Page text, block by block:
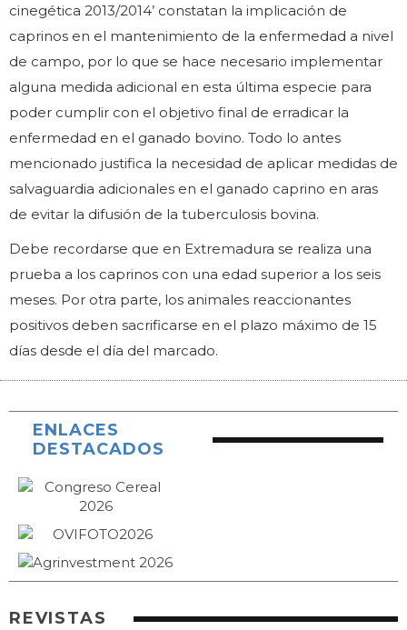
cinegética 2013/2014’ constatan la implicación de
caprinos en el mantenimiento de la enfermedad a nivel
de campo, por lo que se hace necesario implementar
alguna medida adicional en esta última especie para
poder cumplir con el objetivo final de erradicar la
enfermedad en el ganado bovino. Todo lo antes
mencionado justifica la necesidad de aplicar medidas de
salvaguardia adicionales en el ganado caprino en aras
de evitar la difusión de la tuberculosis bovina.
Debe recordarse que en Extremadura se realiza una
prueba a los caprinos con una edad superior a los seis
meses. Por otra parte, los animales reaccionantes
positivos deben sacrificarse en el plazo máximo de 15
días desde el día del marcado.
ENLACES
DESTACADOS
REVISTAS